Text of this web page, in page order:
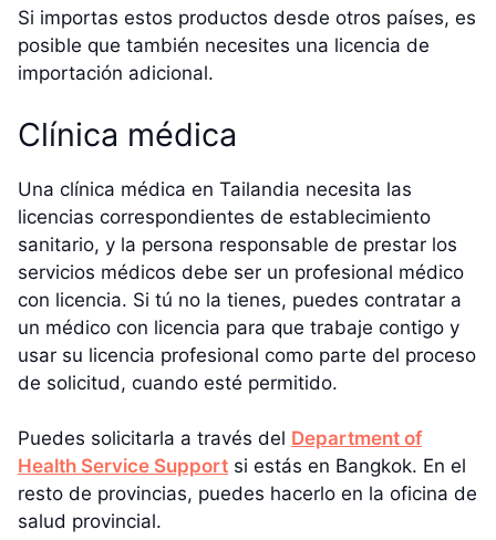
Si importas estos productos desde otros países, es
posible que también necesites una licencia de
importación adicional.
Clínica médica
Una clínica médica en Tailandia necesita las
licencias correspondientes de establecimiento
sanitario, y la persona responsable de prestar los
servicios médicos debe ser un profesional médico
con licencia. Si tú no la tienes, puedes contratar a
un médico con licencia para que trabaje contigo y
usar su licencia profesional como parte del proceso
de solicitud, cuando esté permitido.
Puedes solicitarla a través del Department of
Health Service Support si estás en Bangkok. En el
resto de provincias, puedes hacerlo en la oficina de
salud provincial.